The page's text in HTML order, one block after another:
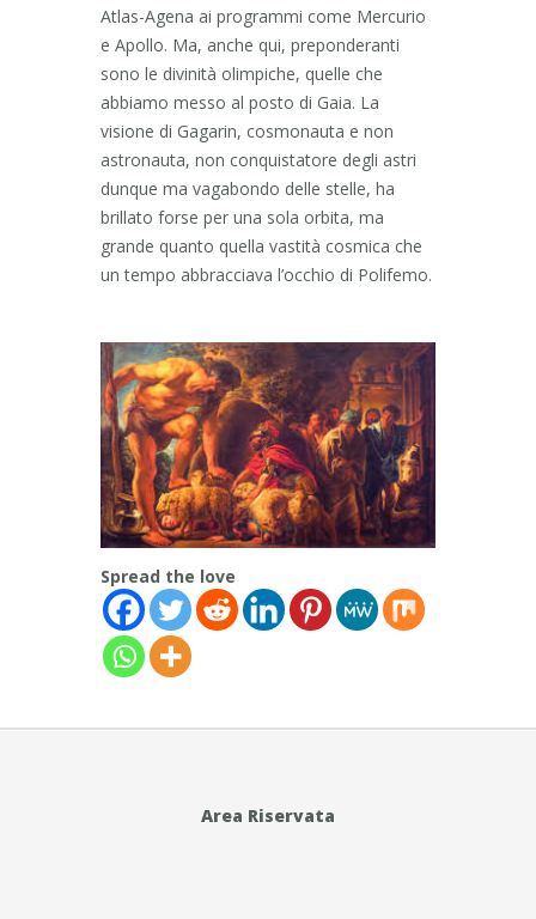
Atlas-Agena ai programmi come Mercurio
e Apollo. Ma, anche qui, preponderanti
sono le divinità olimpiche, quelle che
abbiamo messo al posto di Gaia. La
visione di Gagarin, cosmonauta e non
astronauta, non conquistatore degli astri
dunque ma vagabondo delle stelle, ha
brillato forse per una sola orbita, ma
grande quanto quella vastità cosmica che
un tempo abbracciava l’occhio di Polifemo.
Spread the love
Area Riservata